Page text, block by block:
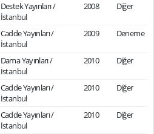
Destek Yayınları /
İstanbul
2008 Diğer
Cadde Yayınları /
İstanbul
2009 Deneme
Dama Yayınları /
İstanbul
2010 Diğer
Cadde Yayınları /
İstanbul
2010 Diğer
Cadde Yayınları /
İstanbul
2010 Diğer